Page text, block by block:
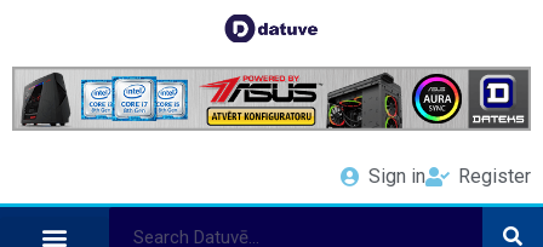
Sign in Register